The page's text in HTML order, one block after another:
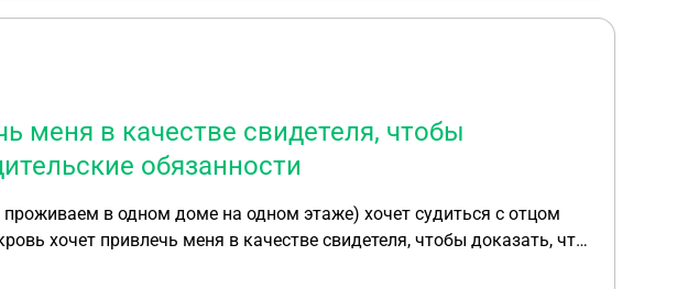
меня в качестве свидетеля, чтобы
обязанности
в одном доме на одном этаже) хочет судиться с отцом
хочет привлечь меня в качестве свидетеля, чтобы доказать, что
что слушания не будет, что достаточно дать письменные